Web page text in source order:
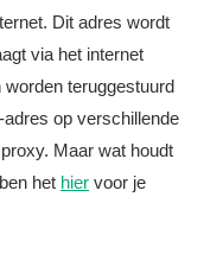
Dit adres wordt
via het internet
teruggestuurd
op verschillende
Maar wat houdt
het hier voor je